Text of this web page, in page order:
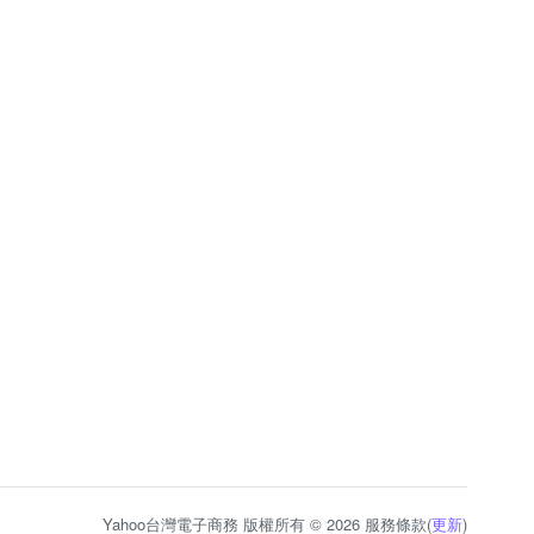
Yahoo台灣電子商務 版權所有 © 2026 服務條款(更新)